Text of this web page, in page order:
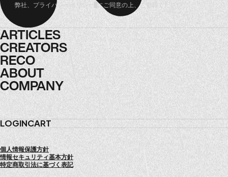
弊社、 プライバシーポリシー にご同意の上、ご登録ください。
ARTICLES
ARTICLES
CREATORS
CREATORS
RECO
RECO
ABOUT
ABOUT
COMPANY
COMPANY
LOGINCART
個人情報保護方針
情報セキュリティ基本方針
特定商取引法に基づく表記